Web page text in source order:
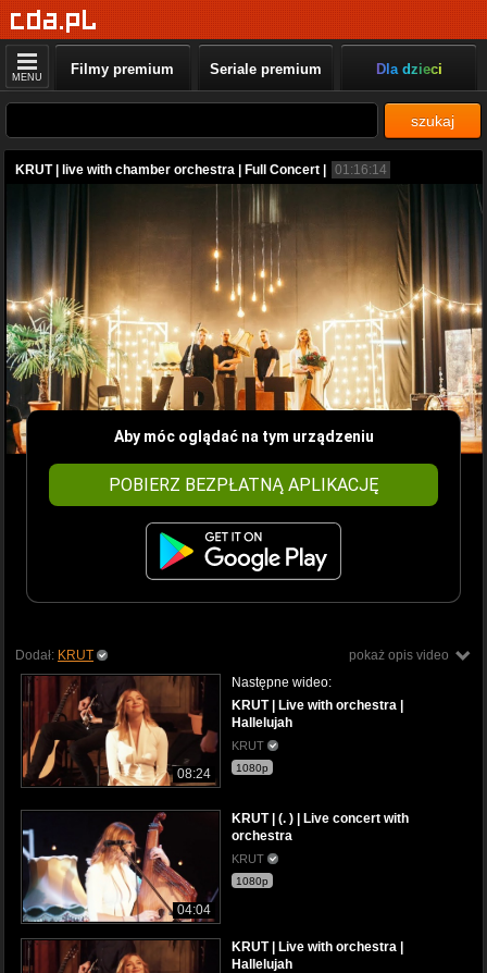
MENU Filmy premium Seriale premium Dla dzieci
szukaj
KRUT | live with chamber orchestra | Full Concert | 01:16:14
Aby móc oglądać na tym urządzeniu
POBIERZ BEZPŁATNĄ APLIKACJĘ
pokaż opis video
Dodał: KRUT
08:24
Następne wideo:
KRUT | Live with orchestra |
Hallelujah
KRUT
1080p
04:04
KRUT | (. ) | Live concert with
orchestra
KRUT
1080p
KRUT | Live with orchestra |
Hallelujah